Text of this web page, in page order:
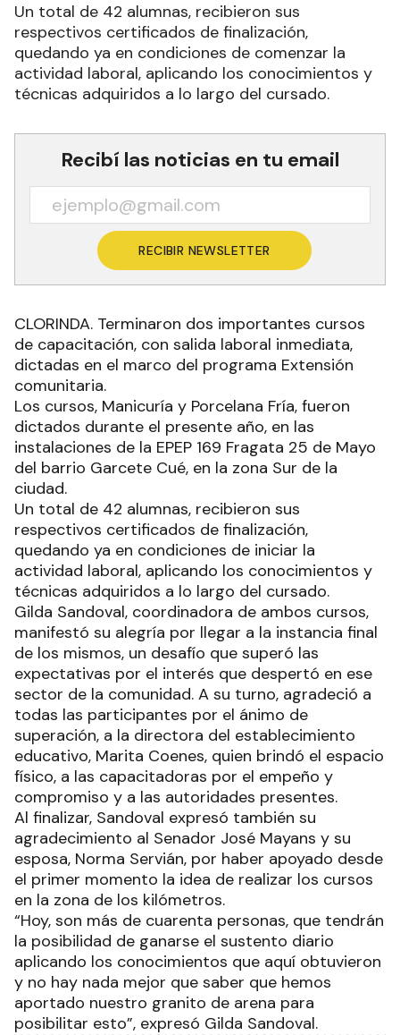
Un total de 42 alumnas, recibieron sus
respectivos certificados de finalización,
quedando ya en condiciones de comenzar la
actividad laboral, aplicando los conocimientos y
técnicas adquiridos a lo largo del cursado.
Recibí las noticias en tu email
RECIBIR NEWSLETTER
CLORINDA. Terminaron dos importantes cursos
de capacitación, con salida laboral inmediata,
dictadas en el marco del programa Extensión
comunitaria.
Los cursos, Manicuría y Porcelana Fría, fueron
dictados durante el presente año, en las
instalaciones de la EPEP 169 Fragata 25 de Mayo
del barrio Garcete Cué, en la zona Sur de la
ciudad.
Un total de 42 alumnas, recibieron sus
respectivos certificados de finalización,
quedando ya en condiciones de iniciar la
actividad laboral, aplicando los conocimientos y
técnicas adquiridos a lo largo del cursado.
Gilda Sandoval, coordinadora de ambos cursos,
manifestó su alegría por llegar a la instancia final
de los mismos, un desafío que superó las
expectativas por el interés que despertó en ese
sector de la comunidad. A su turno, agradeció a
todas las participantes por el ánimo de
superación, a la directora del establecimiento
educativo, Marita Coenes, quien brindó el espacio
físico, a las capacitadoras por el empeño y
compromiso y a las autoridades presentes.
Al finalizar, Sandoval expresó también su
agradecimiento al Senador José Mayans y su
esposa, Norma Servián, por haber apoyado desde
el primer momento la idea de realizar los cursos
en la zona de los kilómetros.
“Hoy, son más de cuarenta personas, que tendrán
la posibilidad de ganarse el sustento diario
aplicando los conocimientos que aquí obtuvieron
y no hay nada mejor que saber que hemos
aportado nuestro granito de arena para
posibilitar esto”, expresó Gilda Sandoval.